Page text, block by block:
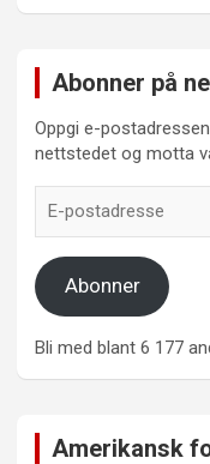
Abonner på
Oppgi e-
nettstedet og motta
postadresse
Abonner
Bli med blant 6 177
Amerikansk